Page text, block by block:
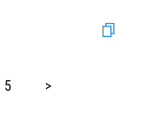
5 >